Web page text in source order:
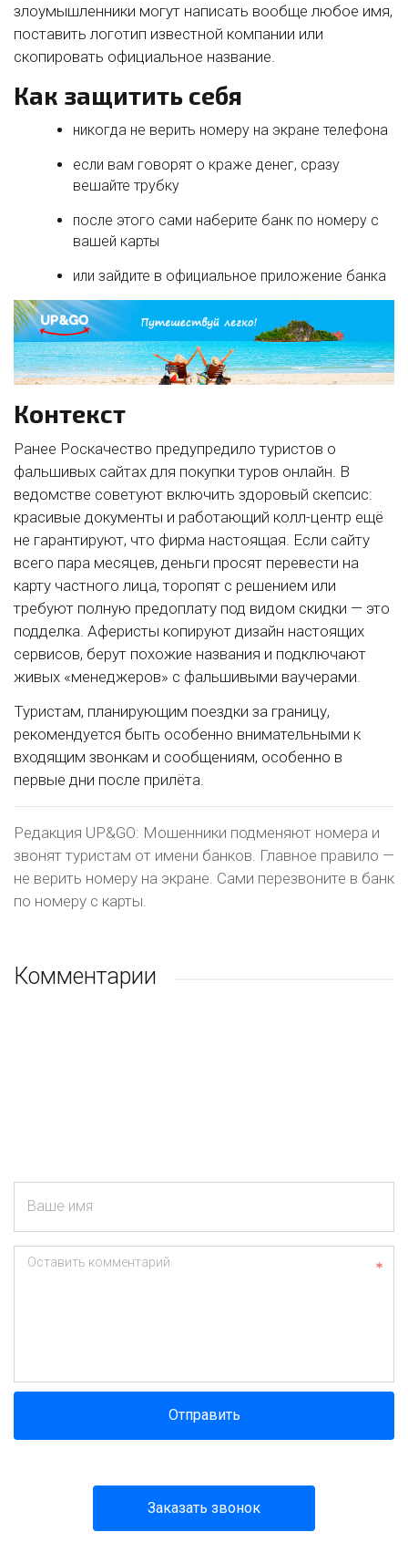
злоумышленники могут написать вообще любое имя,
поставить логотип известной компании или
скопировать официальное название.
Как защитить себя
никогда не верить номеру на экране телефона
если вам говорят о краже денег, сразу
вешайте трубку
после этого сами наберите банк по номеру с
вашей карты
или зайдите в официальное приложение банка
Контекст
Ранее Роскачество предупредило туристов о
фальшивых сайтах для покупки туров онлайн. В
ведомстве советуют включить здоровый скепсис:
красивые документы и работающий колл-центр ещё
не гарантируют, что фирма настоящая. Если сайту
всего пара месяцев, деньги просят перевести на
карту частного лица, торопят с решением или
требуют полную предоплату под видом скидки — это
подделка. Аферисты копируют дизайн настоящих
сервисов, берут похожие названия и подключают
живых «менеджеров» с фальшивыми ваучерами.
Туристам, планирующим поездки за границу,
рекомендуется быть особенно внимательными к
входящим звонкам и сообщениям, особенно в
первые дни после прилёта.
Редакция UP&GO: Мошенники подменяют номера и
звонят туристам от имени банков. Главное правило —
не верить номеру на экране. Сами перезвоните в банк
по номеру с карты.
Комментарии
Ваше имя
Оставить комментарий
Отправить
Заказать звонок